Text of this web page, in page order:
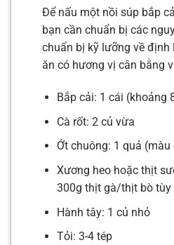
Để nấu một nồi súp bắp
bạn cần chuẩn bị các
chuẩn bị kỹ lưỡng về định
ăn có hương vị cân bằng
Bắp cải: 1 cái (khoảng
Cà rốt: 2 củ vừa
Ớt chuông: 1 quả
Xương heo hoặc thịt
300g thịt gà/thịt bò tùy
Hành tây: 1 củ nhỏ
Tỏi: 3-4 tép